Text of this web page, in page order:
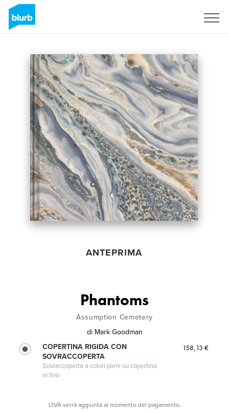
ANTEPRIMA
Phantoms
Assumption Cemetery
di Mark Goodman
COPERTINA RIGIDA CON
SOVRACCOPERTA
Sovraccoperta a colori pieni su copertina
in lino
158,13 €
L'IVA verrà aggiunta al momento del pagamento.